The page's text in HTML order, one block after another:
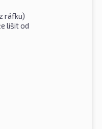
ráfku)
lišit od